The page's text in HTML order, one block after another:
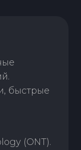
быстрые
(ONT).